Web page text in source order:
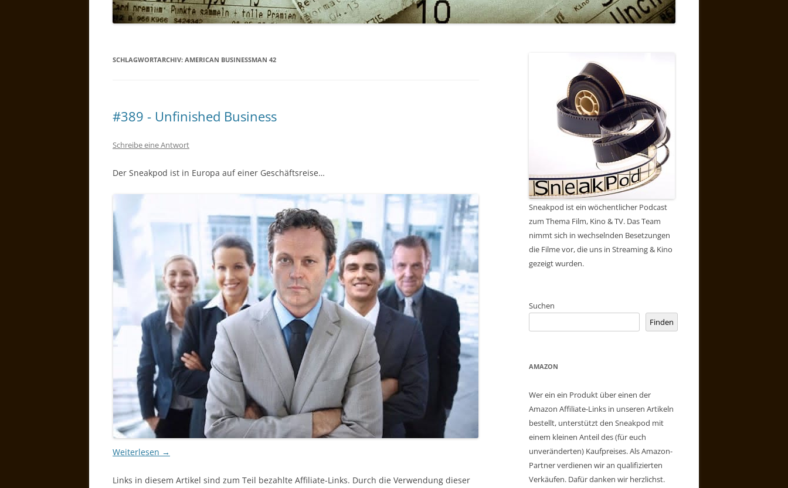
SCHLAGWORTARCHIV: AMERICAN BUSINESSMAN 42
#389 - Unfinished Business
Schreibe eine Antwort
Der Sneakpod ist in Europa auf einer Geschäftsreise…
Weiterlesen →
Links in diesem Artikel sind zum Teil bezahlte Affiliate-Links. Durch die Verwendung dieser
Sneakpod ist ein wöchentlicher Podcast
zum Thema Film, Kino & TV. Das Team
nimmt sich in wechselnden Besetzungen
die Filme vor, die uns in Streaming & Kino
gezeigt wurden.
Suchen
Finden
AMAZON
Wer ein ein Produkt über einen der
Amazon Affiliate-Links in unseren Artikeln
bestellt, unterstützt den Sneakpod mit
einem kleinen Anteil des (für euch
unveränderten) Kaufpreises. Als Amazon-
Partner verdienen wir an qualifizierten
Verkäufen. Dafür danken wir herzlichst.